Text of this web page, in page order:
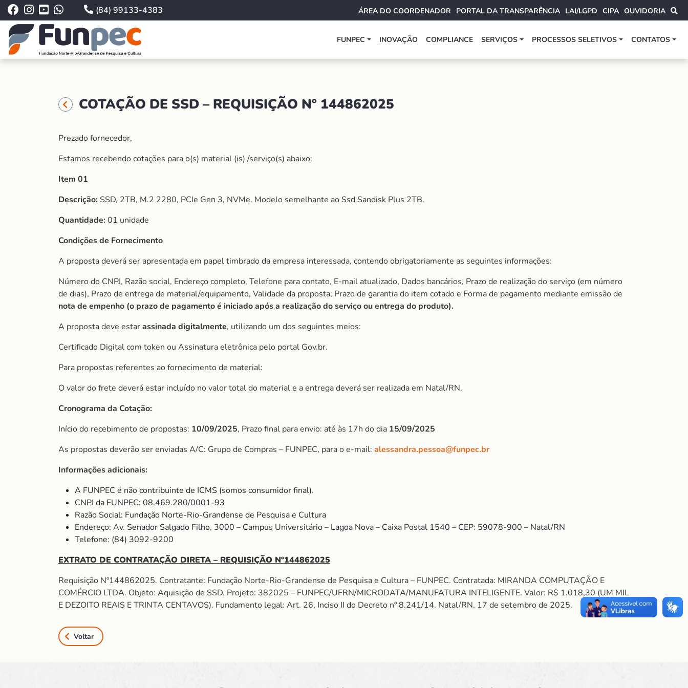
(84) 99133-4383 ÁREA DO COORDENADOR PORTAL DA TRANSPARÊNCIA LAI/LGPD CIPA OUVIDORIA
FUNPEC INOVAÇÃO COMPLIANCE SERVIÇOS PROCESSOS SELETIVOS CONTATOS
COTAÇÃO DE SSD – REQUISIÇÃO Nº 144862025
Prezado fornecedor,
Estamos recebendo cotações para o(s) material (is) /serviço(s) abaixo:
Item 01
Descrição: SSD, 2TB, M.2 2280, PCIe Gen 3, NVMe. Modelo semelhante ao Ssd Sandisk Plus 2TB.
Quantidade:01 unidade
Condições de Fornecimento
A proposta deverá ser apresentada em papel timbrado da empresa interessada, contendo obrigatoriamente as seguintes informações:
Número do CNPJ, Razão social, Endereço completo, Telefone para contato, E-mail atualizado, Dados bancários, Prazo de realização do serviço (em número
de dias), Prazo de entrega de material/equipamento, Validade da proposta; Prazo de garantia do item cotado e Forma de pagamento mediante emissão de
nota de empenho (o prazo de pagamento é iniciado após a realização do serviço ou entrega do produto).
A proposta deve estarassinada digitalmente, utilizando um dos seguintes meios:
Certificado Digital com token ou Assinatura eletrônica pelo portal Gov.br.
Para propostas referentes ao fornecimento de material:
O valor do frete deverá estar incluído no valor total do material e a entrega deverá ser realizada em Natal/RN.
Cronograma da Cotação:
Início do recebimento de propostas: 10/09/2025, Prazo final para envio: até às 17h do dia 15/09/2025
As propostas deverão ser enviadas A/C: Grupo de Compras – FUNPEC, para o e-mail: alessandra.pessoa@funpec.br
Informações adicionais:
A FUNPEC é não contribuinte de ICMS (somos consumidor final).
CNPJ da FUNPEC: 08.469.280/0001-93
Razão Social: Fundação Norte-Rio-Grandense de Pesquisa e Cultura
Endereço: Av. Senador Salgado Filho, 3000 – Campus Universitário – Lagoa Nova – Caixa Postal 1540 – CEP: 59078-900 – Natal/RN
Telefone: (84) 3092-9200
EXTRATO DE CONTRATAÇÃO DIRETA – REQUISIÇÃO Nº144862025
Requisição Nº144862025. Contratante: Fundação Norte-Rio-Grandense de Pesquisa e Cultura – FUNPEC. Contratada: MIRANDA COMPUTAÇÃO E
COMÉRCIO LTDA. Objeto: Aquisição de SSD. Projeto: 382025 – FUNPEC/UFRN/MICRODATA/MANUFATURA INTELIGENTE. Valor: R$ 1.018,30 (UM MIL
E DEZOITO REAIS E TRINTA CENTAVOS). Fundamento legal: Art. 26, Inciso II do Decreto nº 8.241/14. Natal/RN, 17 de setembro de 2025.
Voltar